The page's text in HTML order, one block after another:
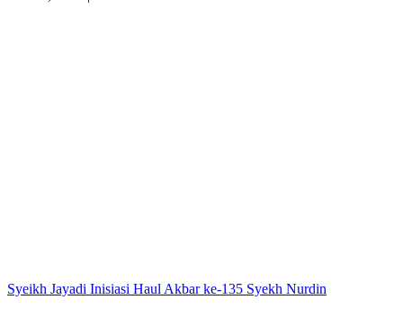
Syeikh Jayadi Inisiasi Haul Akbar ke-135 Syekh Nurdin